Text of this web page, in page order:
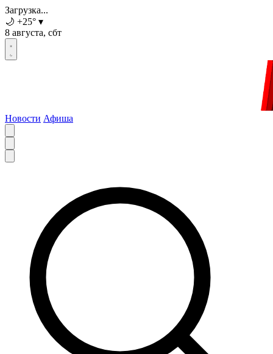
Загрузка...
🌙 +25° ▾
8 августа, сбт
Новости Афиша